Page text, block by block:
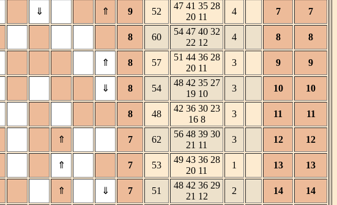
⇓ ⇑ 9 52
47 41 35 28
20 11
4 7 7
8 60
54 47 40 32
22 12
4 8 8
⇑ 8 57
51 44 36 28
20 11
3 9 9
⇓ 8 54
48 42 35 27
19 10
3 10 10
8 48
42 36 30 23
16 8
3 11 11
⇑ 7 62
56 48 39 30
21 11
3 12 12
⇑ 7 53
49 43 36 28
20 11
1 13 13
⇑ ⇓ 7 51
48 42 36 29
21 12
2 14 14